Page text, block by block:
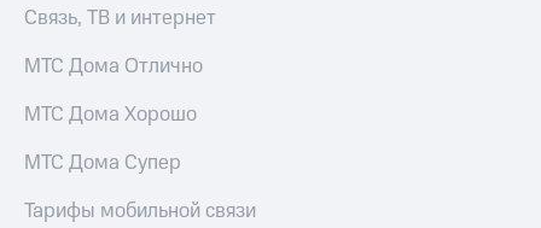
Связь, ТВ и интернет
МТС Дома Отлично
МТС Дома Хорошо
МТС Дома Супер
Тарифы мобильной связи